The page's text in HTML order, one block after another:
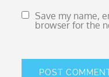
Save my name,
browser for the